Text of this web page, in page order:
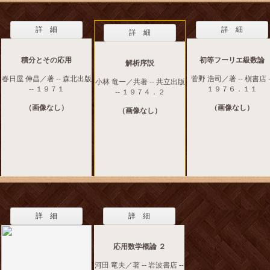
詳 細
積分とその応用
春日屋 伸昌／著 -- 森北出版
-- １９７１
（画像なし）
詳 細
解析序説
小林 竜一／共著 -- 共立出版
-- １９７４．２
（画像なし）
詳 細
初等フーリエ級数論
菅野 浩司／著 -- 槇書店
１９７６．１１
（画像なし）
詳 細 詳 細
応用数学概論 ２
河田 竜夫／著 -- 岩波書店 --